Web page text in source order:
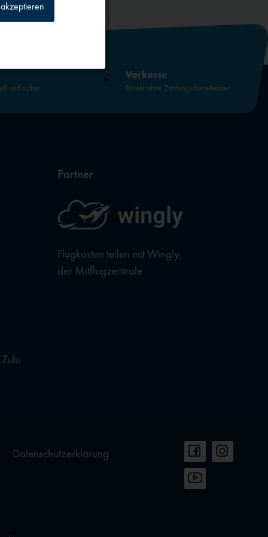
und sicher
Vorkasse
Direkt ohne Zahlungsdienstleister
Partner
Flugkosten teilen mit Wingly,
der Mitflugzentrale
Datenschutzerklärung
Inaktiv